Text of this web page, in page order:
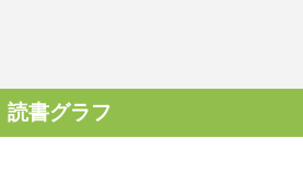
読書グラフ